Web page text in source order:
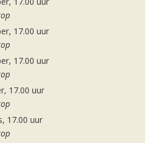
17.00 uur
17.00 uur
17.00 uur
17.00 uur